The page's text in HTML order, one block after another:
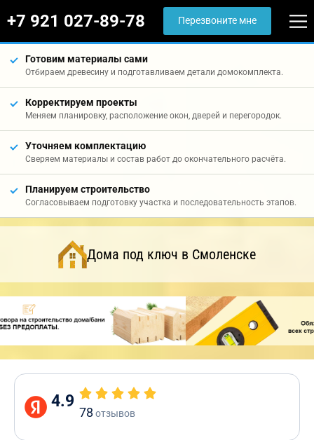
+7 921 027-89-78 Перезвоните мне
Готовим материалы сами
Отбираем древесину и подготавливаем детали домокомплекта.
Корректируем проекты
Меняем планировку, расположение окон, дверей и перегородок.
Уточняем комплектацию
Сверяем материалы и состав работ до окончательного расчёта.
Планируем строительство
Согласовываем подготовку участка и последовательность этапов.
Дома под ключ в Смоленске
4.9
78 отзывов